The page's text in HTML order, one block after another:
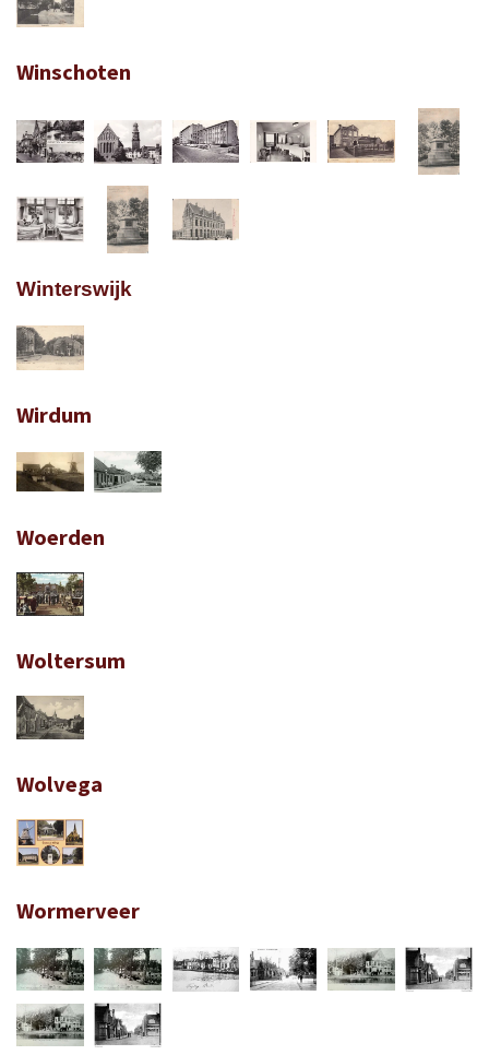
Winschoten
Winterswijk
Wirdum
Woerden
Woltersum
Wolvega
Wormerveer